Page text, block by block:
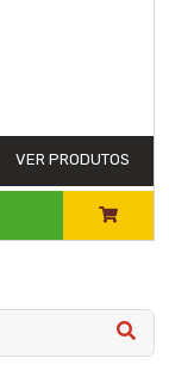
VER PRODUTOS